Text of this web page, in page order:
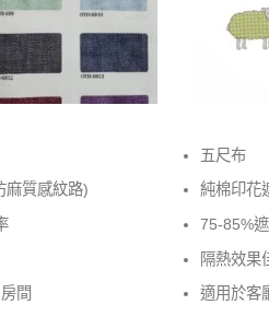
麻質感紋路)
間
五尺布
純棉印花
75-85%
隔熱效果
適用於客